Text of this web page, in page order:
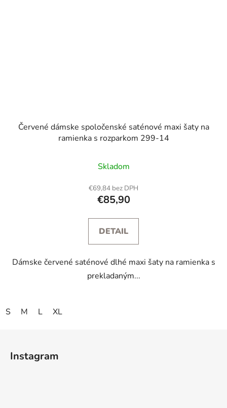
Červené dámske spoločenské saténové maxi šaty na
ramienka s rozparkom 299-14
Skladom
€69,84 bez DPH
€85,90
DETAIL
Dámske červené saténové dlhé maxi šaty na ramienka s
prekladaným...
S M L XL
Instagram